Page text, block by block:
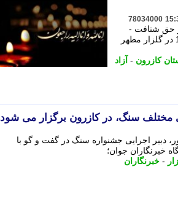
78034000
حق شتافت -
مراسم تشییع این بانوی صبور امروز (سه شنبه) 23 اردیبهشت از ساعت 16 در گلزار مطهر
کازرون - آزاد
مختلف سنگ، در کازرون برگزار می شود
عباسپور، دبیر اجرایی جشنواره سنگ در گفت و گو با
خبرنگاران جوان؛
- خبرنگاران